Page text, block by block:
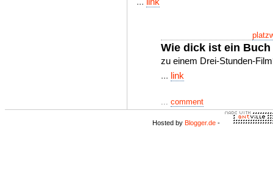
Wie dick ist ein Buch
zu einem Drei-Stunden-
... link
... comment
Hosted by Blogger.de -